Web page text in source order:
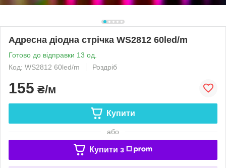
Адресна діодна стрічка WS2812 60led/m
Готово до відправки 13 од.
Код: WS2812 60led/m
Роздріб
155 ₴/м
Купити
або
Купити з